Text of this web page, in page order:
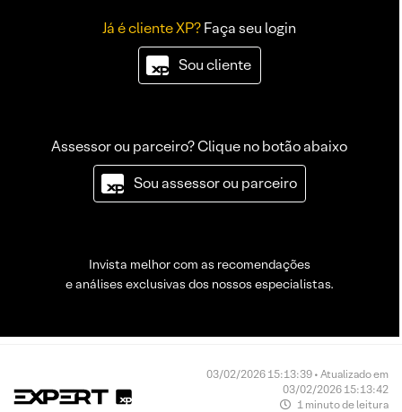
Já é cliente XP?Faça seu login
Sou cliente
Assessor ou parceiro? Clique no botão abaixo
Sou assessor ou parceiro
Invista melhor com as recomendações
e análises exclusivas dos nossos especialistas.
03/02/2026 15:13:39 • Atualizado em
03/02/2026 15:13:42
1 minuto de leitura